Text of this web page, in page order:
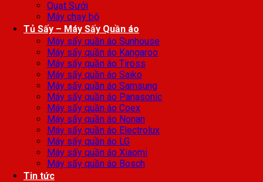
Quạt Sưởi
Máy chạy bộ
Tủ Sấy – Máy Sấy Quần áo
Máy sấy quần áo Sunhouse
Máy sấy quần áo Kangaroo
Máy sấy quần áo Tiross
Máy sấy quần áo Saiko
Máy sấy quần áo Samsung
Máy sấy quần áo Panasonic
Máy sấy quần áo Coex
Máy sấy quần áo Nonan
Máy sấy quần áo Electrolux
Máy sấy quần áo LG
Máy sấy quần áo Xiaomi
Máy sấy quần áo Bosch
Tin tức